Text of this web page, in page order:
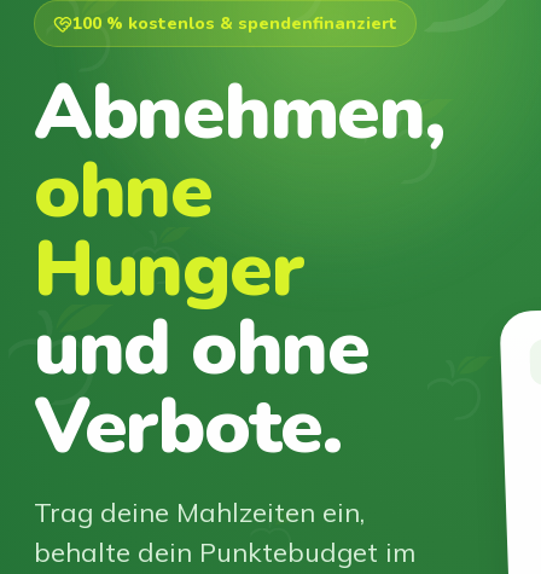
100 % kostenlos & spendenfinanziert
Abnehmen,
ohne
Hunger
und ohne
Verbote.
Trag deine Mahlzeiten ein,
behalte dein Punktebudget im